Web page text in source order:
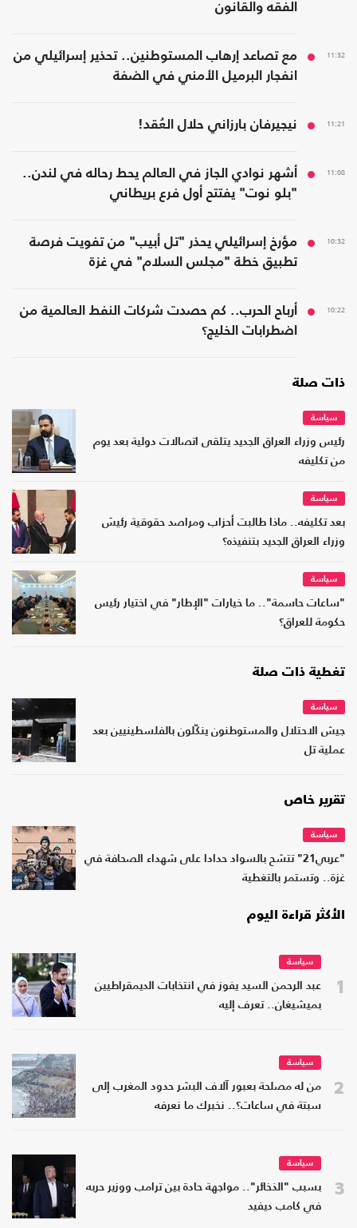
الفقه والقانون
11:32
مع تصاعد إرهاب المستوطنين.. تحذير إسرائيلي من
انفجار البرميل الأمني في الضفة
11:21 نيجيرفان بارزاني حلال العُقد!
11:08
أشهر نوادي الجاز في العالم يحط رحاله في لندن..
"بلو نوت" يفتتح أول فرع بريطاني
10:32
مؤرخ إسرائيلي يحذر "تل أبيب" من تفويت فرصة
تطبيق خطة "مجلس السلام" في غزة
10:22
أرباح الحرب.. كم حصدت شركات النفط العالمية من
اضطرابات الخليج؟
ذات صلة
سياسة
رئيس وزراء العراق الجديد يتلقى اتصالات دولية بعد يوم
من تكليفه
سياسة
بعد تكليفه.. ماذا طالبت أحزاب ومراصد حقوقية رئيسَ
وزراء العراق الجديد بتنفيذه؟
سياسة
"ساعات حاسمة".. ما خيارات "الإطار" في اختيار رئيس
حكومة للعراق؟
تغطية ذات صلة
سياسة
جيش الاحتلال والمستوطنون ينكّلون بالفلسطينيين بعد
عملية تل
تقرير خاص
سياسة
"عربي21" تتشح بالسواد حدادا على شهداء الصحافة في
غزة.. وتستمر بالتغطية
الأكثر قراءة اليوم
1
سياسة
عبد الرحمن السيد يفوز في انتخابات الديمقراطيين
بميشيغان.. تعرف إليه
2
سياسة
من له مصلحة بعبور آلاف البشر حدود المغرب إلى
سبتة في ساعات؟.. نخبرك ما نعرفه
3
سياسة
بسبب "الذخائر".. مواجهة حادة بين ترامب ووزير حربه
في كامب ديفيد